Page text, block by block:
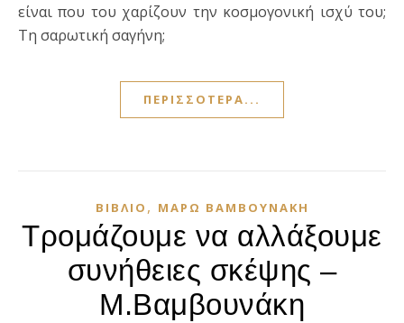
είναι που του χαρίζουν την κοσμογονική ισχύ του;
Τη σαρωτική σαγήνη;
ΠΕΡΙΣΣΌΤΕΡΑ...
ΒΙΒΛΊΟ , ΜΆΡΩ ΒΑΜΒΟΥΝΆΚΗ
Τρομάζουμε να αλλάξουμε
συνήθειες σκέψης –
Μ.Βαμβουνάκη